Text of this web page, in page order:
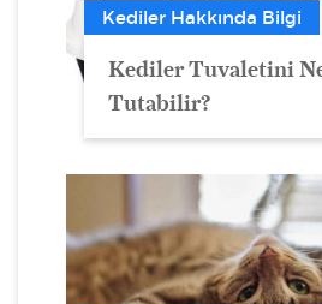
Kediler Hakkında Bilgi
Kediler Tuvaletini
Tutabilir?